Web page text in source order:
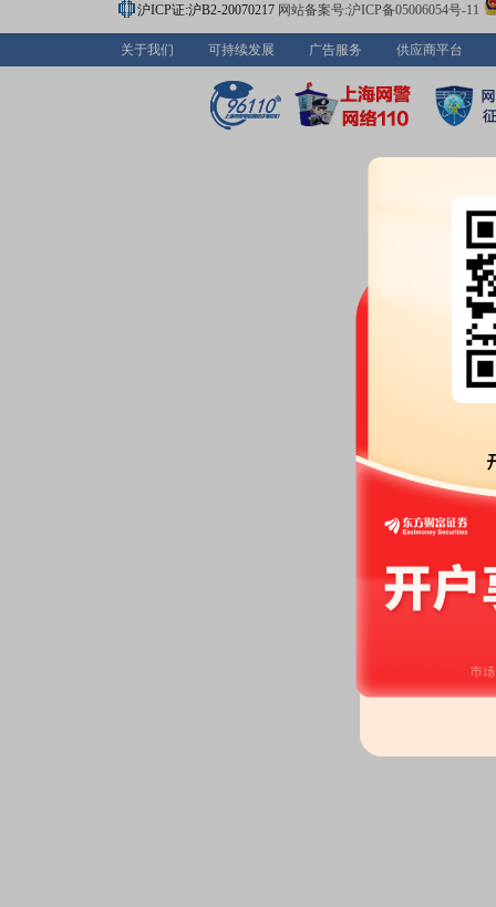
沪ICP证:沪B2-20070217 网站备案号:沪ICP备05006054号-11
关于我们 可持续发展 广告服务 供应商平台